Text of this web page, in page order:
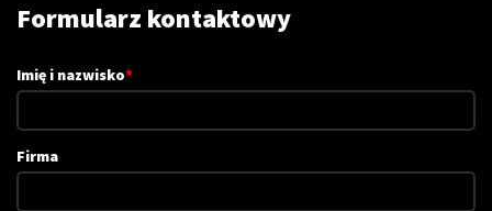
Formularz kontaktowy
Imię i nazwisko*
Firma